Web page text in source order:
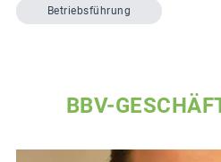
Betriebsführung
BBV-